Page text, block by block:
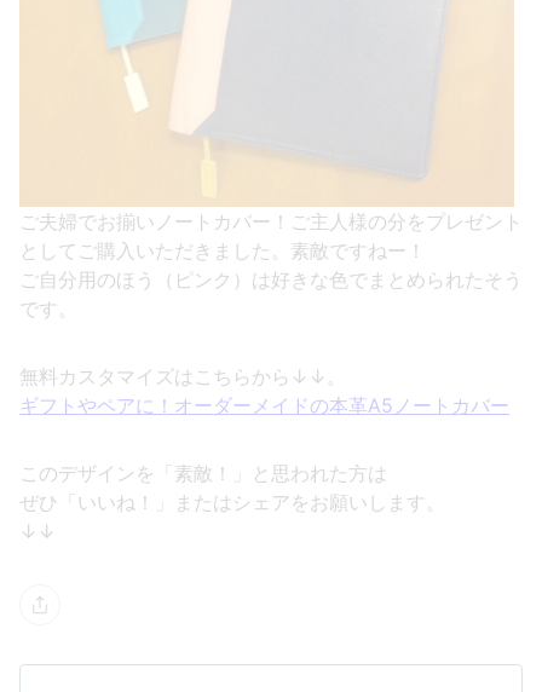
ご夫婦でお揃いノートカバー！ご主人様の分をプレゼント
としてご購入いただきました。素敵ですねー！
ご自分用のほう（ピンク）は好きな色でまとめられたそう
です。
無料カスタマイズはこちらから↓↓。
ギフトやペアに！オーダーメイドの本革A5ノートカバー
このデザインを「素敵！」と思われた方は
ぜひ「いいね！」またはシェアをお願いします。
↓↓